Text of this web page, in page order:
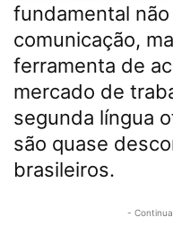
fundamental não
comunicação,
ferramenta de
mercado de
segunda língua
são quase
brasileiros.
-